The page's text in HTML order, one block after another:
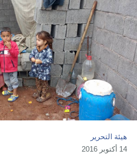
هيئة التحرير
14 أكتوبر 2016